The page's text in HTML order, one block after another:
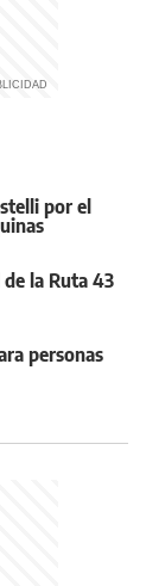
por el
la Ruta 43
personas